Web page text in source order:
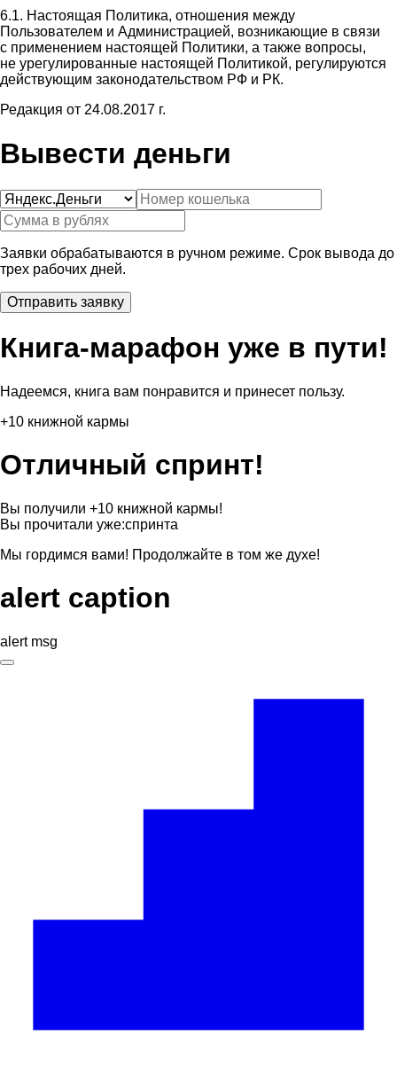
6.1. Настоящая Политика, отношения между
Пользователем и Администрацией, возникающие в связи
с применением настоящей Политики, а также вопросы,
не урегулированные настоящей Политикой, регулируются
действующим законодательством РФ и РК.
Редакция от 24.08.2017 г.
Вывести деньги
Заявки обрабатываются в ручном режиме. Срок вывода до
трех рабочих дней.
Книга-марафон уже в пути!
Надеемся, книга вам понравится и принесет пользу.
+10 книжной кармы
Отличный спринт!
Вы получили +10 книжной кармы!
Вы прочитали уже:спринта
Мы гордимся вами! Продолжайте в том же духе!
alert caption
alert msg